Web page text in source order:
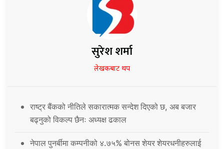
सुरेश शर्मा
लेखकबाट थप
राष्ट्र बैंकको नीतिले सकारात्मक सन्देश दिएको छ, अब बजार
बढ्नुको विकल्प छैनः अध्यक्ष ढकाल
नेपाल पुनर्बीमा कम्पनीको ४.७५% बोनस शेयर शेयरधनीहरुलाई